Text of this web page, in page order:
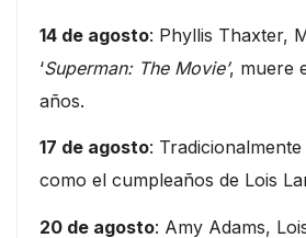
14 de agosto: Phyllis Thaxter,
‘Superman: The Movie’, muere
años.
17 de agosto:
como el cumpleaños de Lois
20 de agosto: Amy Adams,